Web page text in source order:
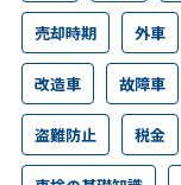
売却時期 外車
改造車 故障車
盗難防止 税金